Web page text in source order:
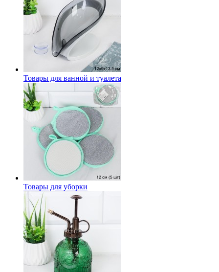
Товары для ванной и туалета
Товары для уборки